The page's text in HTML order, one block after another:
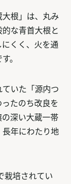
根」は、丸み
な青首大根と
くく、火を通
。
いた「源内つ
たのち改良を
深い大蔵一帯
年にわたり地
栽培されてい